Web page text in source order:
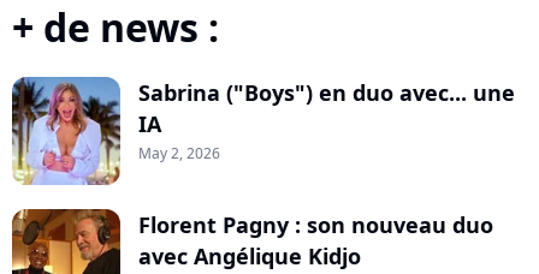
+ de news :
Sabrina ("Boys") en duo avec... une
IA
May 2, 2026
Florent Pagny : son nouveau duo
avec Angélique Kidjo